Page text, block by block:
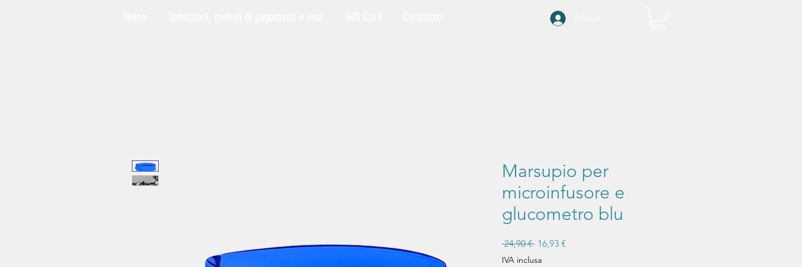
Marsupio per
microinfusore e
glucometro blu
24,90 € Prezzo
16,93 €Prezzo
IVA inclusa